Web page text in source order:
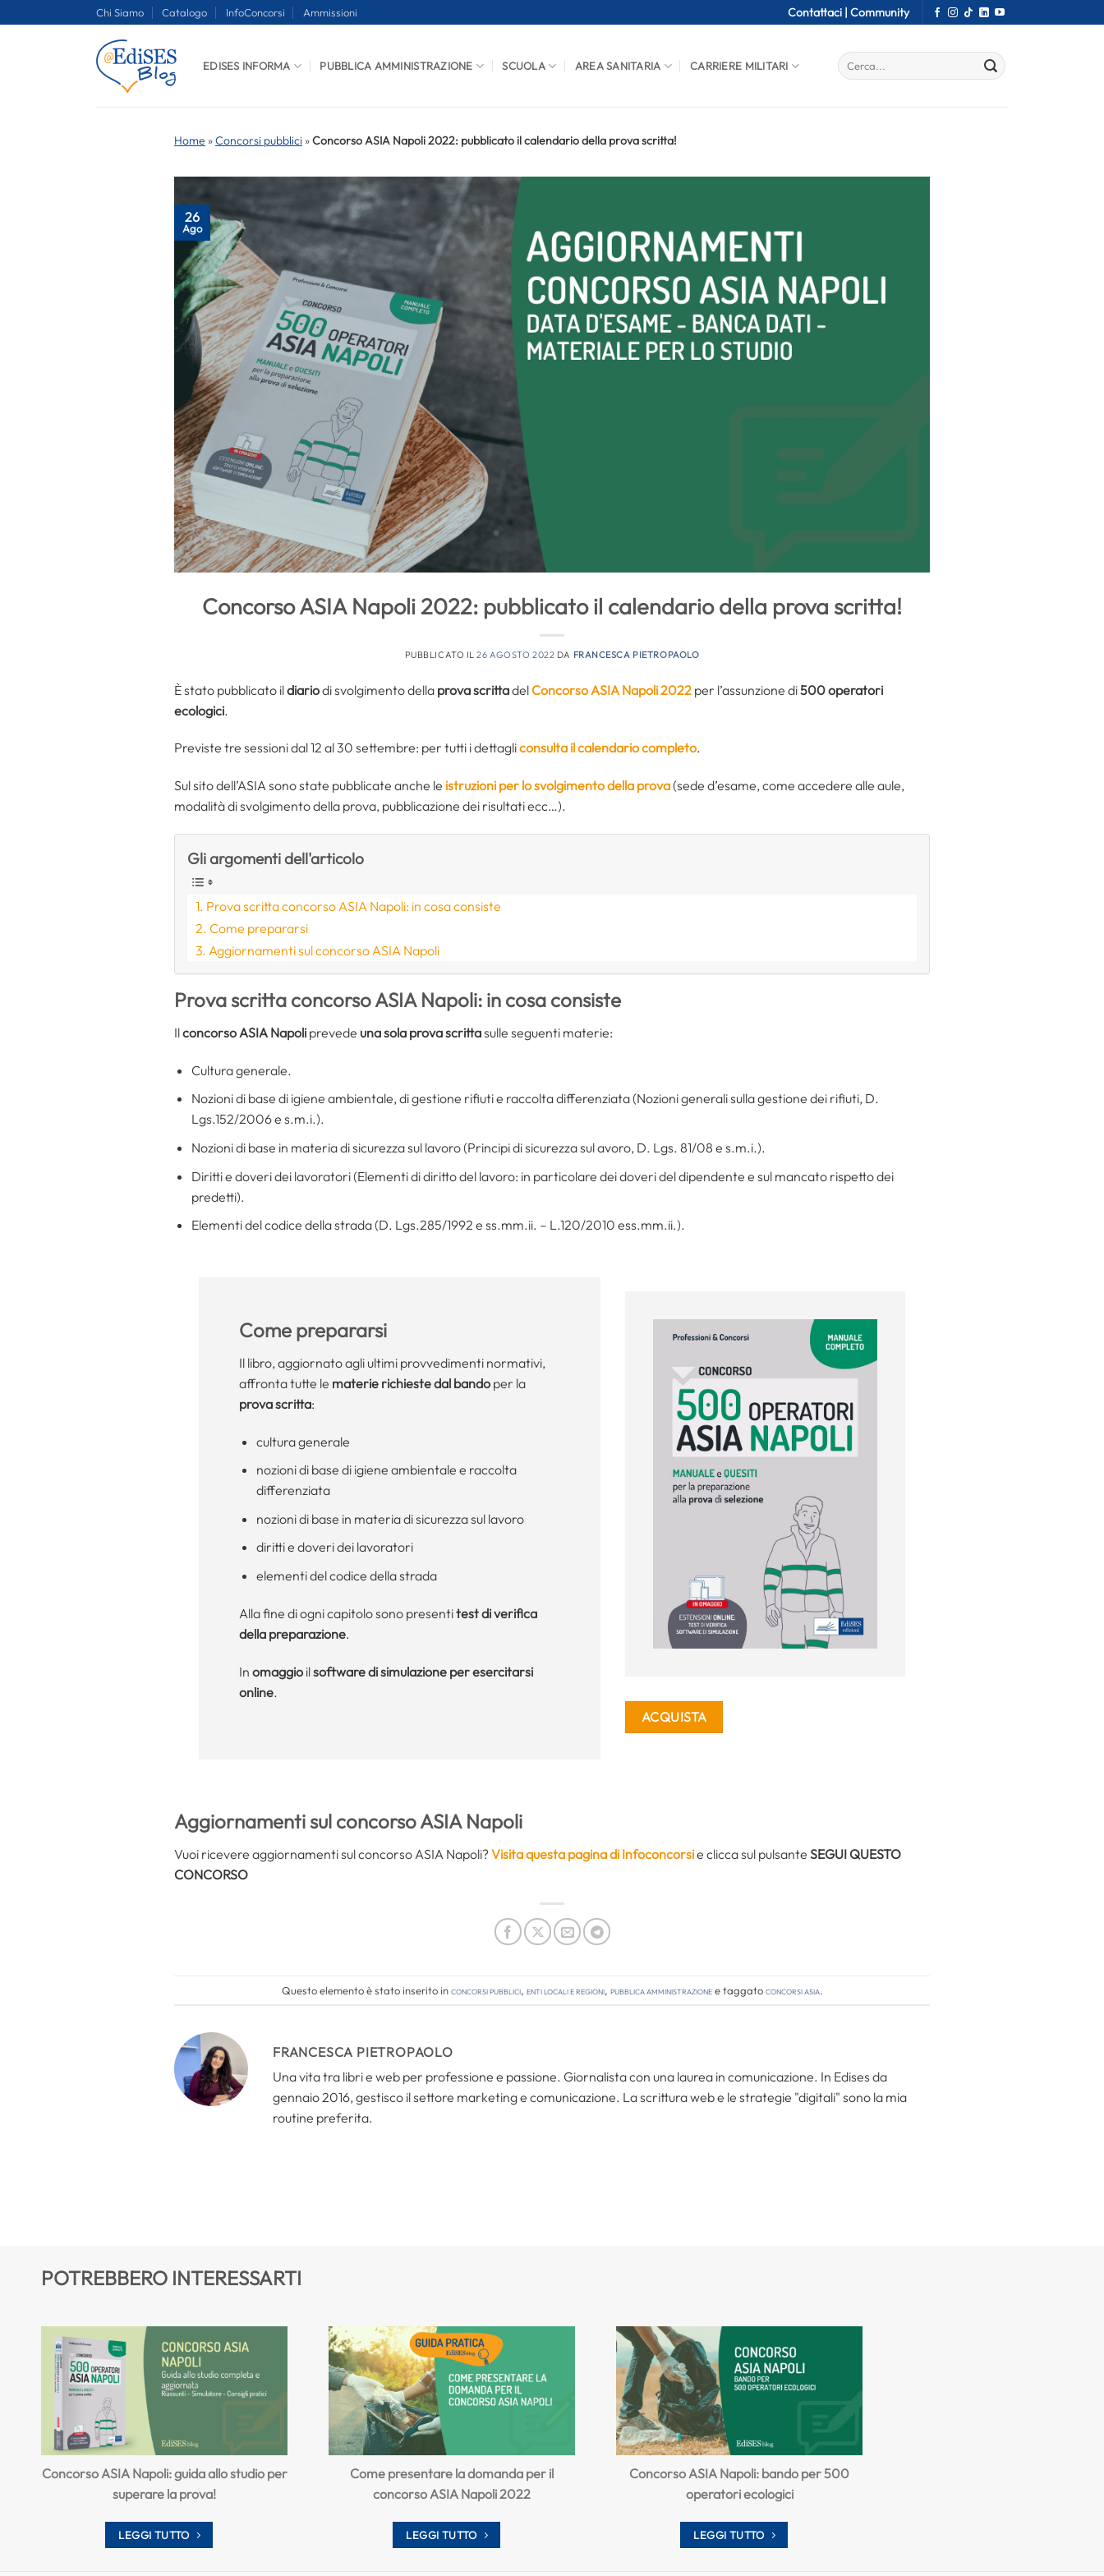
Chi Siamo Catalogo InfoConcorsi Ammissioni Contattaci | Community
EDISES INFORMA PUBBLICA AMMINISTRAZIONE SCUOLA AREA SANITARIA CARRIERE MILITARI
Home »Concorsi pubblici »Concorso ASIA Napoli 2022: pubblicato il calendario della prova scritta!
26
Ago
Concorso ASIA Napoli 2022: pubblicato il calendario della prova scritta!
PUBBLICATO IL26 AGOSTO 2022 DA FRANCESCA PIETROPAOLO
È stato pubblicato ildiariodi svolgimento della prova scrittadelConcorso ASIA Napoli 2022 per l’assunzione di500 operatori
ecologici.
Previste tre sessioni dal 12 al 30 settembre: per tutti i dettagliconsulta il calendario completo.
Sul sito dell’ASIA sono state pubblicate anche le istruzioni per lo svolgimento della prova(sede d’esame, come accedere alle aule,
modalità di svolgimento della prova, pubblicazione dei risultati ecc…).
Gli argomenti dell'articolo
Prova scritta concorso ASIA Napoli: in cosa consiste
Come prepararsi
Aggiornamenti sul concorso ASIA Napoli
Prova scritta concorso ASIA Napoli: in cosa consiste
Ilconcorso ASIA Napoli prevede una sola prova scrittasulle seguenti materie:
Cultura generale.
Nozioni di base di igiene ambientale, di gestione rifiuti e raccolta differenziata (Nozioni generali sulla gestione dei rifiuti, D.
Lgs.152/2006 e s.m.i.).
Nozioni di base in materia di sicurezza sul lavoro (Principi di sicurezza sul avoro, D. Lgs. 81/08 e s.m.i.).
Diritti e doveri dei lavoratori (Elementi di diritto del lavoro: in particolare dei doveri del dipendente e sul mancato rispetto dei
predetti).
Elementi del codice della strada (D. Lgs.285/1992 e ss.mm.ii. – L.120/2010 ess.mm.ii.).
Come prepararsi
Il libro, aggiornato agli ultimi provvedimenti normativi,
affronta tutte le materie richieste dal bandoper la
prova scritta:
cultura generale
nozioni di base di igiene ambientale e raccolta
differenziata
nozioni di base in materia di sicurezza sul lavoro
diritti e doveri dei lavoratori
elementi del codice della strada
Alla fine di ogni capitolo sono presentitest di verifica
della preparazione.
In omaggioilsoftware di simulazione per esercitarsi
online.
ACQUISTA
Aggiornamenti sul concorso ASIA Napoli
Vuoi ricevere aggiornamenti sul concorso ASIA Napoli?Visita questa pagina di Infoconcorsie clicca sul pulsante SEGUI QUESTO
CONCORSO
Questo elemento è stato inserito inConcorsi pubblici, Enti locali e regioni, Pubblica amministrazionee taggatoconcorsi asia.
FRANCESCA PIETROPAOLO
Una vita tra libri e web per professione e passione. Giornalista con una laurea in comunicazione. In Edises da
gennaio 2016, gestisco il settore marketing e comunicazione. La scrittura web e le strategie "digitali" sono la mia
routine preferita.
POTREBBERO INTERESSARTI
Concorso ASIA Napoli: guida allo studio per
superare la prova!
LEGGI TUTTO
Come presentare la domanda per il
concorso ASIA Napoli 2022
LEGGI TUTTO
Concorso ASIA Napoli: bando per 500
operatori ecologici
LEGGI TUTTO